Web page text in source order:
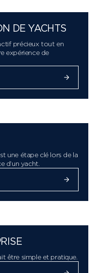
DE YACHTS
précieux tout en
expérience de
une étape clé lors de la
d’un yacht.
être simple et pratique.